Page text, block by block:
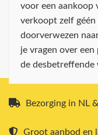
voor een aankoop
verkoopt zelf
doorverwezen
je vragen over
de
Bezorging in NL
Groot aanbod en